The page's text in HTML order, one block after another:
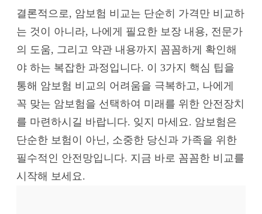
결론적으로, 암보험 비교는 단순히 가격만 비교하
는 것이 아니라, 나에게 필요한 보장 내용, 전문가
의 도움, 그리고 약관 내용까지 꼼꼼하게 확인해
야 하는 복잡한 과정입니다. 이 3가지 핵심 팁을
통해 암보험 비교의 어려움을 극복하고, 나에게
꼭 맞는 암보험을 선택하여 미래를 위한 안전장치
를 마련하시길 바랍니다. 잊지 마세요. 암보험은
단순한 보험이 아닌, 소중한 당신과 가족을 위한
필수적인 안전망입니다. 지금 바로 꼼꼼한 비교를
시작해 보세요.